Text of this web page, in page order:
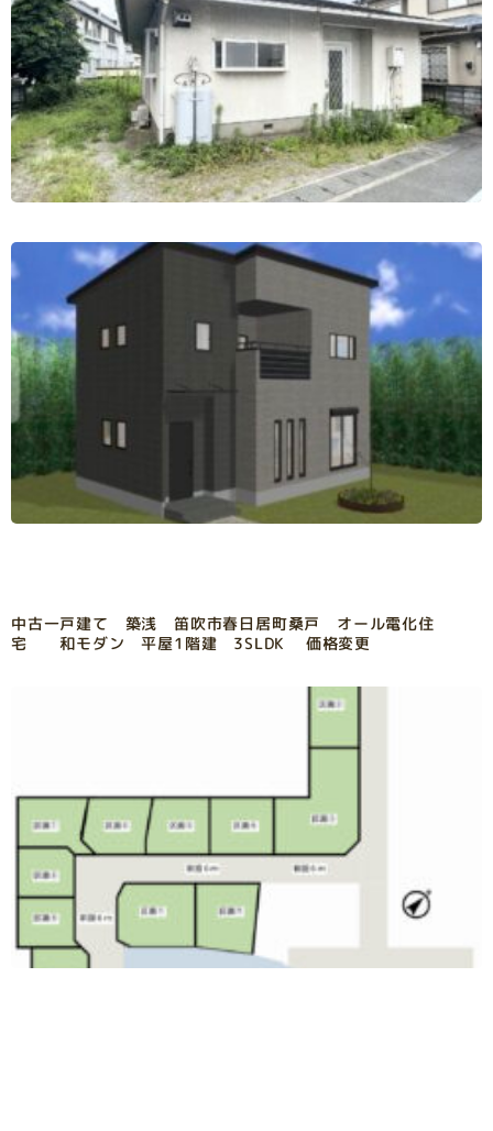
中古一戸建て 築浅 笛吹市春日居町桑戸 オール電化住
宅 和モダン 平屋1階建 3SLDK 価格変更